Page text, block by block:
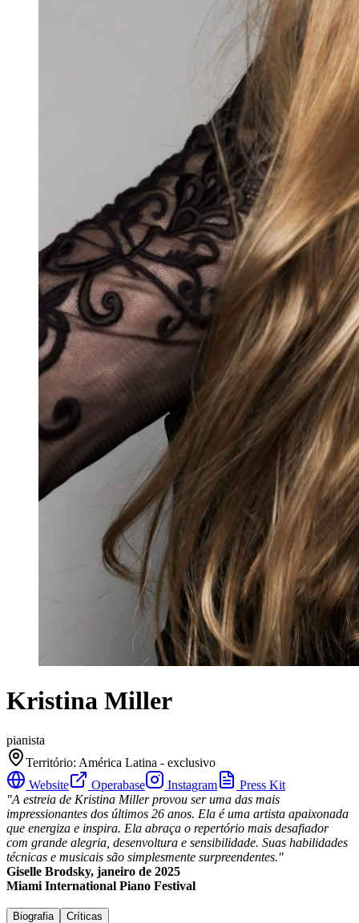
Kristina Miller
pianista
Território: América Latina - exclusivo
Website
Operabase Instagram
Press Kit
"A estreia de Kristina Miller provou ser uma das mais
impressionantes dos últimos 26 anos. Ela é uma artista apaixonada
que energiza e inspira. Ela abraça o repertório mais desafiador
com grande alegria, desenvoltura e sensibilidade. Suas habilidades
técnicas e musicais são simplesmente surpreendentes."
Giselle Brodsky, janeiro de 2025
Miami International Piano Festival
Biografia Críticas